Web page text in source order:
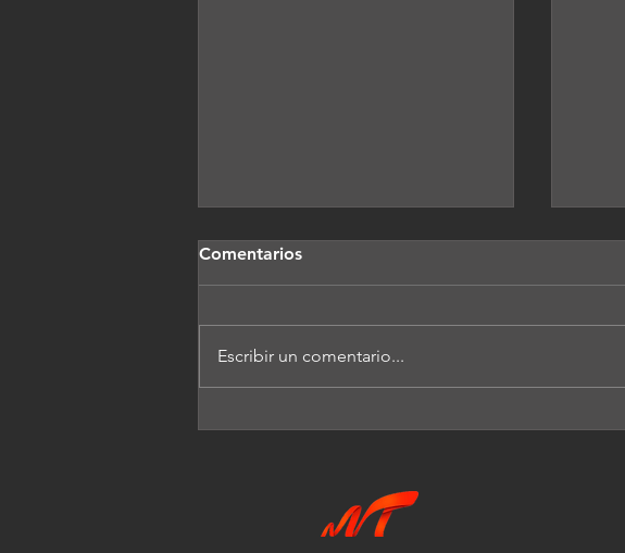
El nuevo consumismo
Comentarios
Escribir un comentario...